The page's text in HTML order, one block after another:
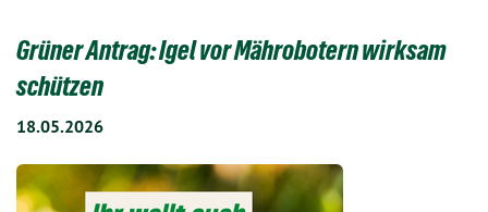
Grüner Antrag: Igel vor Mährobotern wirksam
schützen
18.05.2026